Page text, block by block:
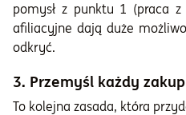
pomysł z punktu 1 (praca
afiliacyjne dają duże
odkryć.
3. Przemyśl każdy zakup
To kolejna zasada, która